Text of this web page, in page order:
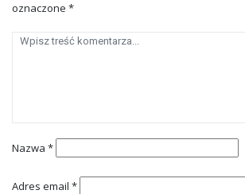
oznaczone *
Nazwa *
Adres email *